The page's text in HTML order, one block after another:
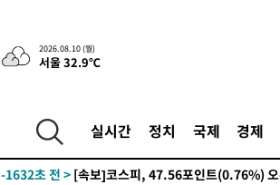
2026.08.10 (월)
서울 32.9℃
실시간 정치 국제 경제
-6134초 전 >[속보]'전장연 시위' 1호선 용산역 상행
-4612초 전 >[속보]코스닥 지수 5%대 급등에 '매수
-1636초 전 >
[속보]코스닥, 8.85포인트(1.11%) 오
-1632초 전 >
-68초 전 >[속보]지하철 1호선 상행선 용산역 무정